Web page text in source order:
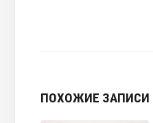
ПОХОЖИЕ ЗАПИСИ